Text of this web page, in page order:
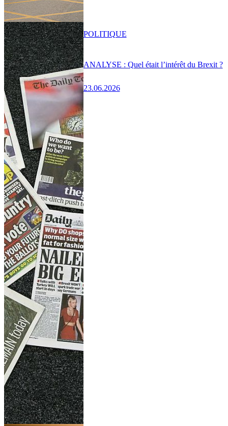
ANALYSE : Quel était l’intérêt du Brexit ?
23.06.2026
POLITIQUE